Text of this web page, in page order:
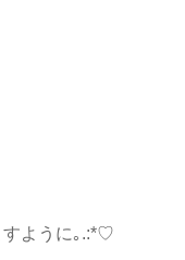
ように｡.:*♡